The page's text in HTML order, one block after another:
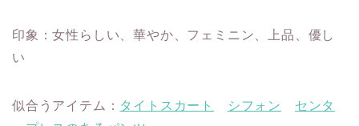
印象：女性らしい、華やか、フェミニン、上品、優し
い
似合うアイテム： タイトスカート シフォン
センタ